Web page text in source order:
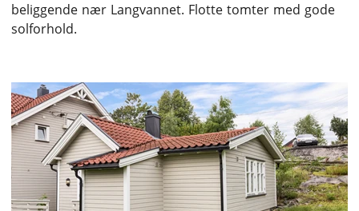
beliggende nær Langvannet. Flotte tomter med gode
solforhold.